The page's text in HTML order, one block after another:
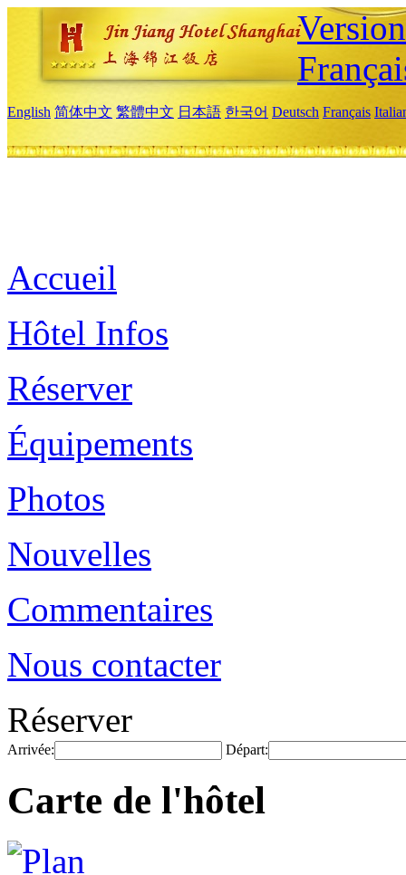
English 简体中文 繁體中文 日本語 한국어 Deutsch Français
Accueil
Hôtel Infos
Réserver
Équipements
Photos
Nouvelles
Commentaires
Nous contacter
Réserver
Arrivée: Départ:
Carte de l'hôtel